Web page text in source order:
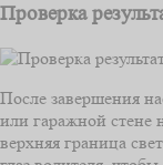
Проверка
После завершения
или гаражной стене
верхняя граница